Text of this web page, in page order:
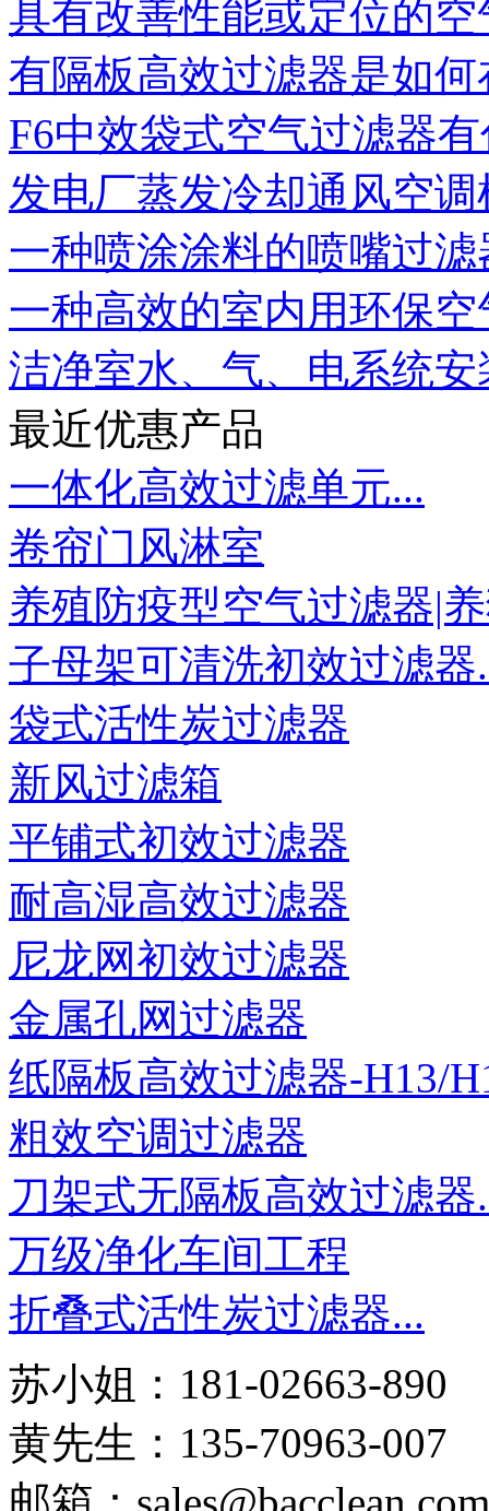
具有改善性能或定位的
有隔板高效过滤器是如
F6中效袋式空气过滤器
发电厂蒸发冷却通风空
一种喷涂涂料的喷嘴过
一种高效的室内用环保
洁净室水、气、电系统
最近优惠产品
一体化高效过滤单元...
卷帘门风淋室
养殖防疫型空气过滤器|
子母架可清洗初效过滤器
袋式活性炭过滤器
新风过滤箱
平铺式初效过滤器
耐高湿高效过滤器
尼龙网初效过滤器
金属孔网过滤器
纸隔板高效过滤器-H13/
粗效空调过滤器
刀架式无隔板高效过滤器
万级净化车间工程
折叠式活性炭过滤器...
苏小姐：181-02663-890
黄先生：135-70963-007